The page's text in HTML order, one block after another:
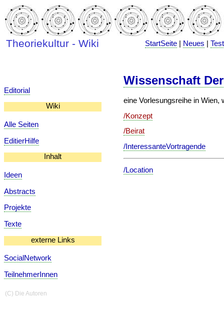
Theoriekultur - Wiki StartSeite Neues |
Editorial
Wiki
Alle Seiten
EditierHilfe
Inhalt
Ideen
Abstracts
Projekte
Texte
externe Links
SocialNetwork
TeilnehmerInnen
Wissenschaft
eine Vorlesungsreihe in
/Konzept
/Beirat
/InteressanteVortragende
/Location
(C) Die Autoren